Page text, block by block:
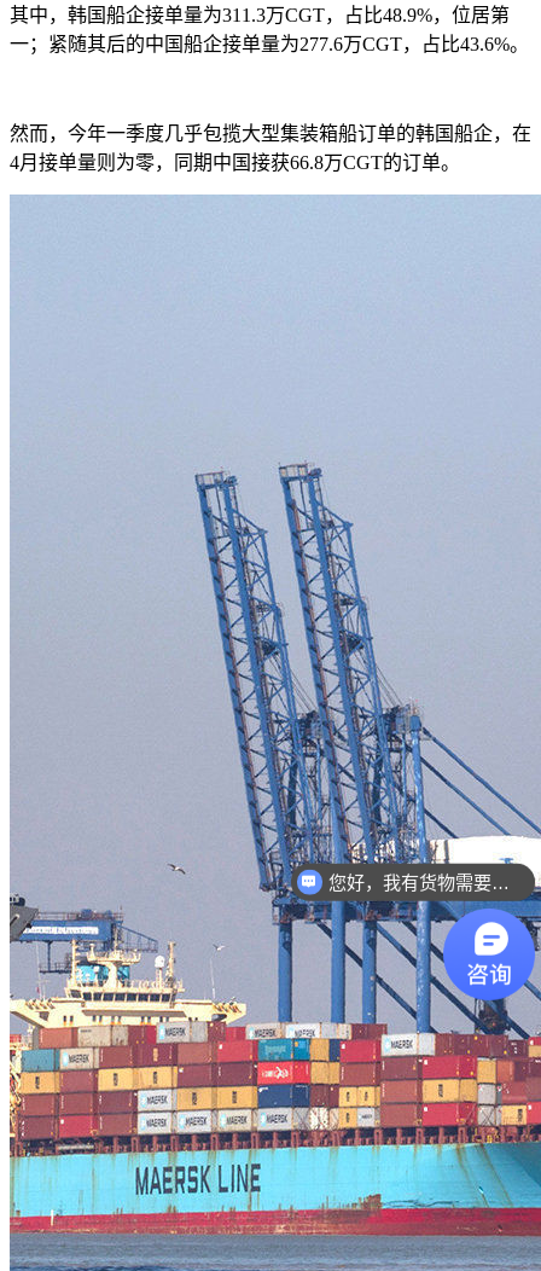
其中，韩国船企接单量为311.3万CGT，占比48.9%，位居第
一；紧随其后的中国船企接单量为277.6万CGT，占比43.6%。
然而，今年一季度几乎包揽大型集装箱船订单的韩国船企，在
4月接单量则为零，同期中国接获66.8万CGT的订单。
您好，我有货物需要你们的产品。